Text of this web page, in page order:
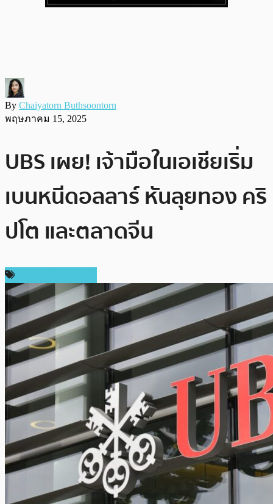
By Chaiyatorn Buthsoontorn
พฤษภาคม 15, 2025
UBS เผย! เจ้ามือในเอเชียเริ่ม
เบนหนีดอลลาร์ หันลุยทอง คริ
ปโต และตลาดจีน